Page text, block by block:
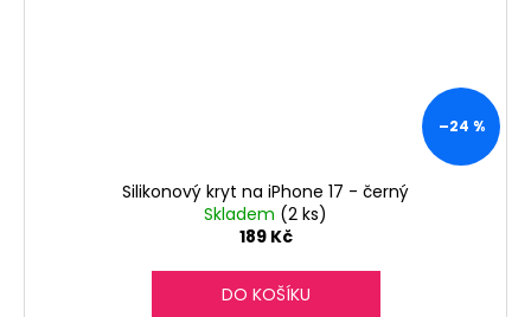
–24 %
Silikonový kryt na iPhone 17 - černý
Skladem (2 ks)
189 Kč
DO KOŠÍKU